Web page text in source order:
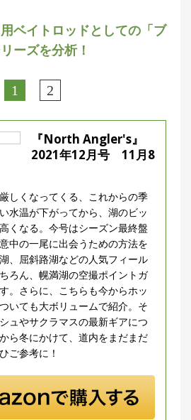
ベイトロッドとしての「ブ
ーズを分析！
1 2
『North Angler's』
2021年12月号 11月8
しくなってくる、これからの季
水温が下がってから、湖のビッ
くなる。今号はシーズン最終盤
中の一尾に出会うための方法を
、屈斜路湖などの人気フィール
ろん、幌満湖の空撮ポイントガ
。さらに、こちらも今からホッ
いても大ボリュームで紹介。そ
ュやサクラマスの最新ギアにつ
ら冬にかけて、道内をまだまだ
ご参考に！